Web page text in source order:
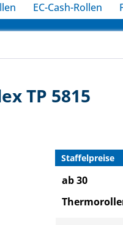
EC-Cash-Rollen
TP 5815
Staffelpreise
ab 30